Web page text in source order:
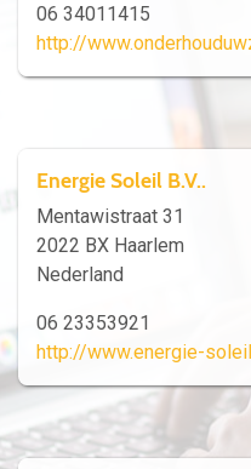
06 34011415
http://
Energie Soleil B.V..
Mentawistraat 31
2022 BX Haarlem
Nederland
06 23353921
http://www.energie-